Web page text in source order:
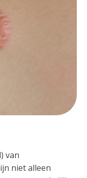
van
niet alleen